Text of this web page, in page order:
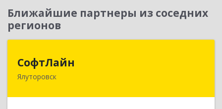
Ближайшие партнеры из соседних
регионов
СофтЛайн
Ялуторовск627010, Тюменская обл, Ялуторовский р-н,